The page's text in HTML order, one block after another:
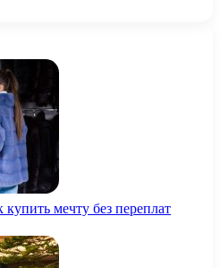
мечту без переплат